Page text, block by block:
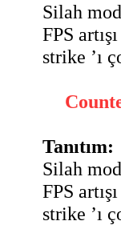
Silah
FPS
strike ’ı
Tanıtım:
Silah
FPS
strike ’ı